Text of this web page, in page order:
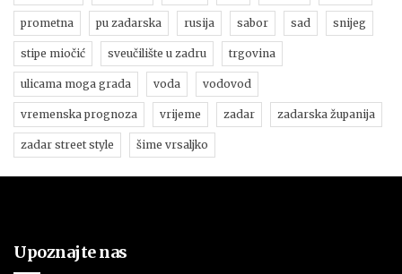
prometna pu zadarska rusija sabor sad snijeg
stipe miočić sveučilište u zadru trgovina
ulicama moga grada voda vodovod
vremenska prognoza vrijeme zadar zadarska županija
zadar street style šime vrsaljko
Upoznajte nas